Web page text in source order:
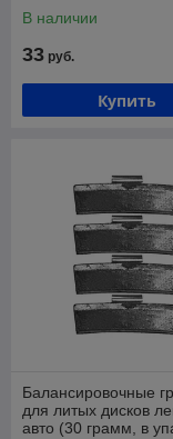
В наличии
33 руб.
Купить
Балансировочные
для литых дисков
авто (30 грамм, в